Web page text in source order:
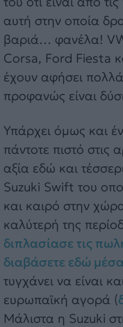
αυτή στην οποία
βαριά… φανέλα!
Corsa, Ford Fiesta
έχουν αφήσει
προφανώς είναι
Υπάρχει όμως και
πάντοτε πιστό στις
αξία εδώ και
Suzuki Swift του
και καιρό στην
καλύτερή της
διπλασίασε τις
διαβάσετε εδώ
τυγχάνει να είναι
ευρωπαϊκή αγορά (
Μάλιστα η Suzuki